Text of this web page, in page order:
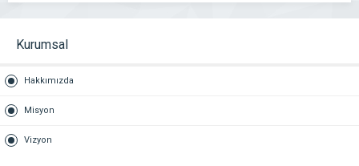
Kurumsal
Hakkımızda
Misyon
Vizyon